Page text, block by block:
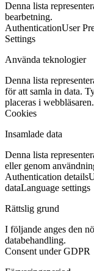
Denna lista
bearbetning.
AuthenticationUser
Settings
Använda teknologier
Denna lista
för att samla in data.
placeras i webbläsaren.
Cookies
Insamlade data
Denna lista
eller genom
Authentication details
dataLanguage settings
Rättslig grund
I följande anges den
databehandling.
Consent under GDPR